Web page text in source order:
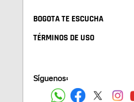
BOGOTA TE ESCUCHA
TÉRMINOS DE USO
Síguenos: